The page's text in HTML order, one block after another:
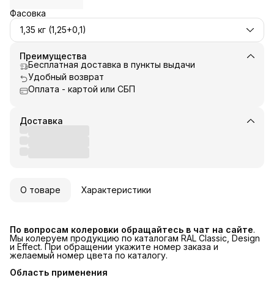
Фасовка
1,35 кг (1,25+0,1)
Преимущества
Бесплатная доставка в пункты выдачи
Удобный возврат
Оплата - картой или СБП
Доставка
О товаре Характеристики
По вопросам колеровки обращайтесь в чат на сайте.
Мы колеруем продукцию по каталогам RAL Classic, Design
и Effect. При обращении укажите номер заказа и
желаемый номер цвета по каталогу.
Область применения